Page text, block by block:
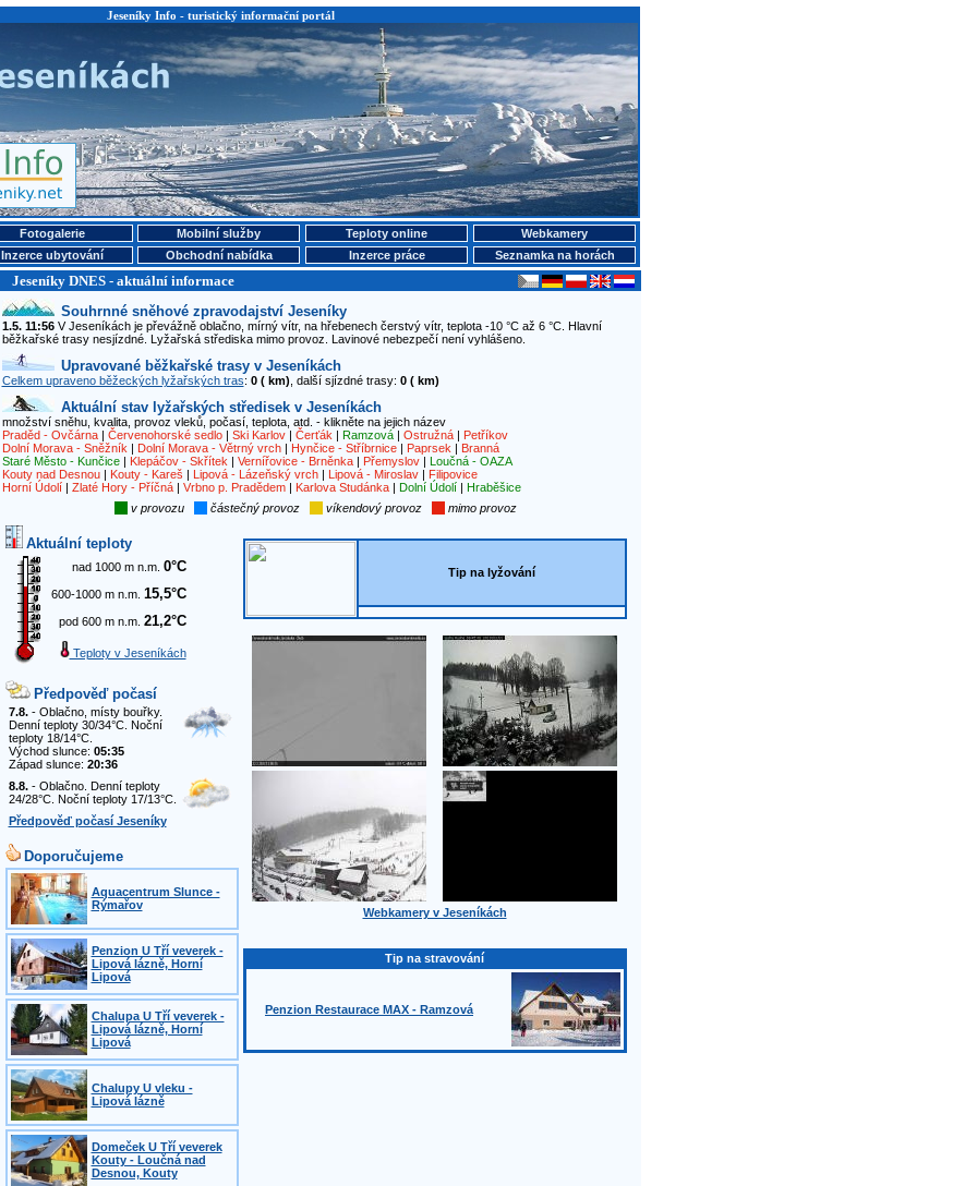
Jeseníky Info - turistický informační portál
Fotogalerie Mobilní služby Teploty online
Webkamery
Inzerce ubytování Obchodní nabídka Inzerce práce
Seznamka na horách
Jeseníky DNES - aktuální informace
Souhrnné sněhové zpravodajství Jeseníky
1.5. 11:56V Jeseníkách je převážně oblačno, mírný vítr, na hřebenech čerstvý vítr, teplota -10 °C až 6 °C. Hlavní
běžkařské trasy nesjízdné. Lyžařská střediska mimo provoz. Lavinové nebezpečí není vyhlášeno.
Upravované běžkařské trasy v Jeseníkách
Celkem upraveno běžeckých lyžařských tras: 0 ( km) , další sjízdné trasy: 0 ( km)
Aktuální stav lyžařských středisek v Jeseníkách
množství sněhu, kvalita, provoz vleků, počasí, teplota, atd. - klikněte na jejich název
Praděd - Ovčárna| Červenohorské sedlo| Ski Karlov| Čerťák | Ramzová| Ostružná| Petříkov
Dolní Morava - Sněžník | Dolní Morava - Větrný vrch| Hynčice - Stříbrnice| Paprsek | Branná
Staré Město - Kunčice| Klepáčov - Skřítek | Vernířovice - Brněnka| Přemyslov| Loučná - OAZA
Kouty nad Desnou| Kouty - Kareš | Lipová - Lázeňský vrch| Lipová - Miroslav| Filipovice
Horní Údolí| Zlaté Hory - Příčná| Vrbno p. Pradědem| Karlova Studánka| Dolní Údolí| Hraběšice
v provozu
částečný provoz víkendový provoz mimo provoz
Aktuální teploty
nad 1000 m n.m. 0°C
600-1000 m n.m. 15,5°C
pod 600 m n.m. 21,2°C
Teploty v Jeseníkách
Předpověď počasí
7.8.- Oblačno, místy bouřky.
Denní teploty 30/34°C. Noční
teploty 18/14°C.
Východ slunce: 05:35
Západ slunce: 20:36
8.8.- Oblačno. Denní teploty
24/28°C. Noční teploty 17/13°C.
Předpověď počasí Jeseníky
Doporučujeme
Aquacentrum Slunce -
Rýmařov
Penzion U Tří veverek -
Lipová lázně, Horní
Lipová
Chalupa U Tří veverek -
Lipová lázně, Horní
Lipová
Chalupy U vleku -
Lipová lázně
Domeček U Tří veverek
Kouty - Loučná nad
Desnou, Kouty
Tip na lyžování
Webkamery v Jeseníkách
Tip na stravování
Penzion Restaurace MAX - Ramzová